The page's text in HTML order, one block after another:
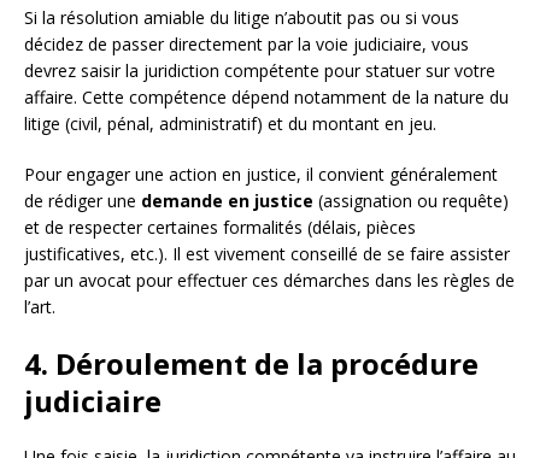
Si la résolution amiable du litige n’aboutit pas ou si vous
décidez de passer directement par la voie judiciaire, vous
devrez saisir la juridiction compétente pour statuer sur votre
affaire. Cette compétence dépend notamment de la nature du
litige (civil, pénal, administratif) et du montant en jeu.
Pour engager une action en justice, il convient généralement
de rédiger une demande en justice (assignation ou requête)
et de respecter certaines formalités (délais, pièces
justificatives, etc.). Il est vivement conseillé de se faire assister
par un avocat pour effectuer ces démarches dans les règles de
l’art.
4. Déroulement de la procédure
judiciaire